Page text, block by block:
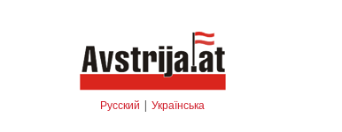
Русский Українська